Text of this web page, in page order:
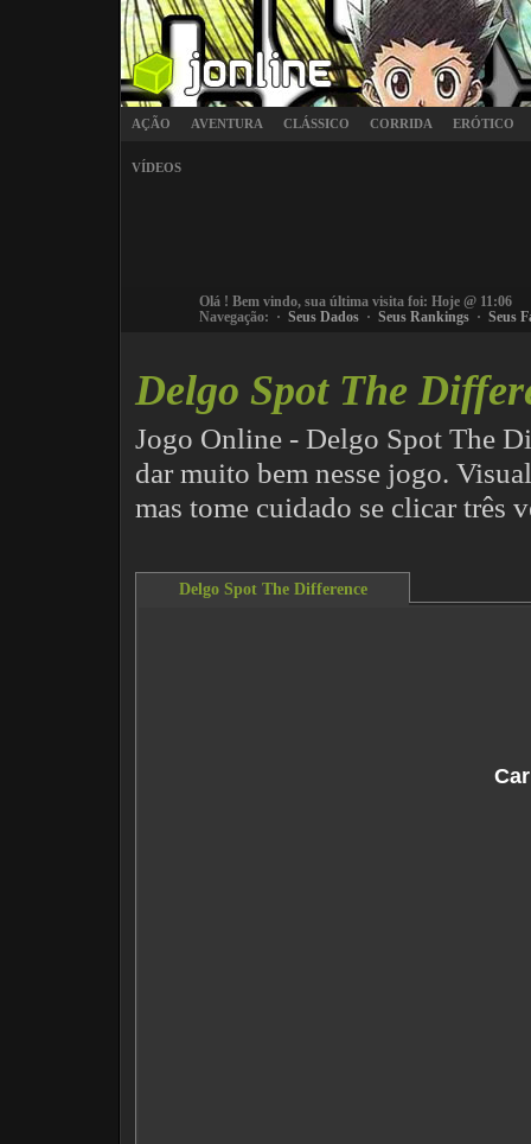
AÇÃO AVENTURA CLÁSSICO CORRIDA ERÓTICO
VÍDEOS
Olá ! Bem vindo, sua última visita foi: Hoje @ 11:06
Navegação: · Seus Dados · Seus Rankings · Seus
Delgo Spot The
Jogo Online - Delgo Spot The
dar muito bem nesse jogo.
mas tome cuidado se clicar três
Delgo Spot The Difference